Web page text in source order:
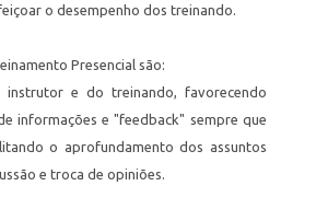
o desempenho dos treinando.
Presencial são:
e do treinando, favorecendo
informações e "feedback" sempre que
o aprofundamento dos assuntos
e troca de opiniões.